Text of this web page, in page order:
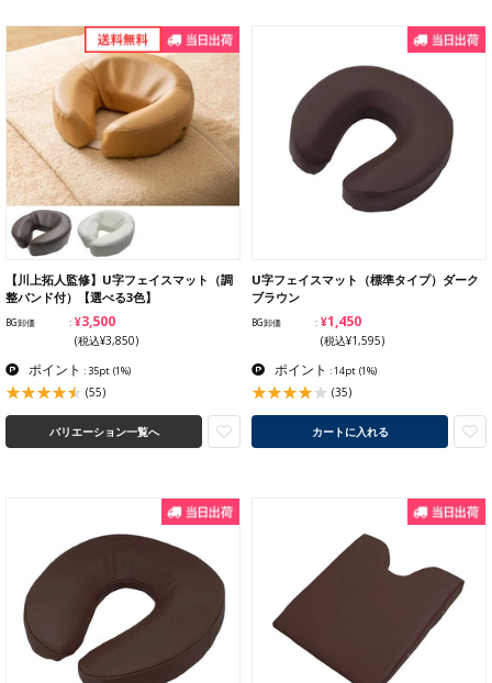
【川上拓人監修】U字フェイスマット（調
整バンド付）【選べる3色】
BG卸価 ¥3,500
(税込¥3,850)
ポイント : 35pt (1%)
(55)
バリエーション一覧へ
U字フェイスマット（標準タイプ）ダーク
ブラウン
BG卸価 ¥1,450
(税込¥1,595)
ポイント : 14pt (1%)
(35)
カートに入れる